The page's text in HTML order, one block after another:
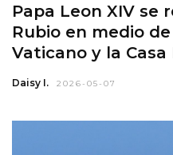
Papa Leon XIV se
Rubio en medio
Vaticano y la Casa
Daisy I. 2026-05-07